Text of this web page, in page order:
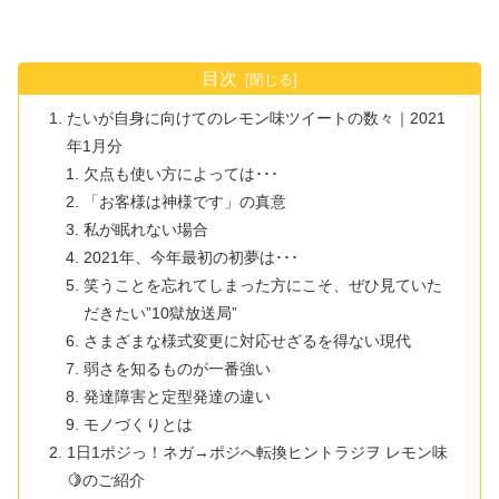
目次
たいが自身に向けてのレモン味ツイートの数々｜2021
年1月分
欠点も使い方によっては･･･
「お客様は神様です」の真意
私が眠れない場合
2021年、今年最初の初夢は･･･
笑うことを忘れてしまった方にこそ、ぜひ見ていた
だきたい”10獄放送局”
さまざまな様式変更に対応せざるを得ない現代
弱さを知るものが一番強い
発達障害と定型発達の違い
モノづくりとは
1日1ポジっ！ネガ→ポジへ転換ヒントラジヲ レモン味
🍋のご紹介